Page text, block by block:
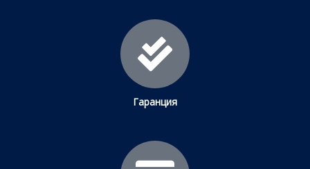
Гаранция